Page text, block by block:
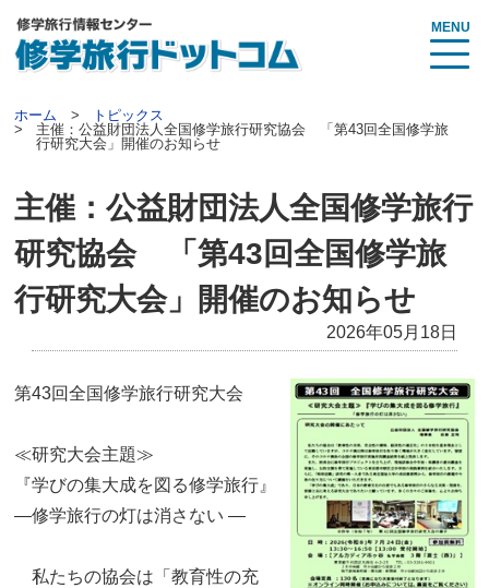
MENU
ホーム
トピックス
主催：公益財団法人全国修学旅行研究協会 「第43回全国修学旅
行研究大会」開催のお知らせ
主催：公益財団法人全国修学旅行
研究協会 「第43回全国修学旅
行研究大会」開催のお知らせ
2026年05月18日
第43回全国修学旅行研究大会
≪研究大会主題≫
『学びの集大成を図る修学旅行』
―修学旅行の灯は消さない ―
私たちの協会は「教育性の充